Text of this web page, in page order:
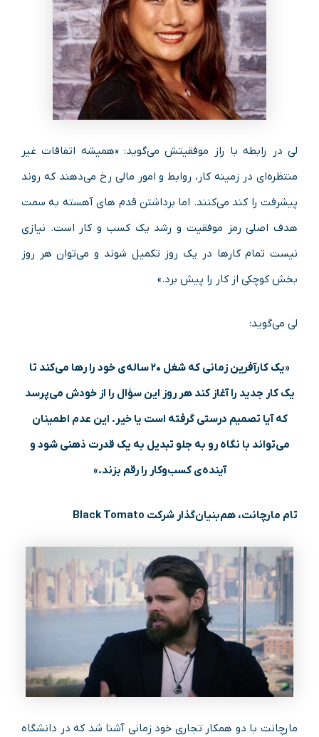
لی در رابطه با راز موفقیتش می‌گوید: «همیشه اتفاقات غیر
منتظره‌ای در زمینه‌ کار، روابط و امور مالی رخ می‌دهند که روند
پیشرفت را کند می‌کنند. اما برداشتن قدم‌ های آهسته به سمت
هدف اصلی رمز موفقیت و رشد یک کسب‌ و کار است. نیازی
نیست تمام کارها در یک روز تکمیل شوند و می‌توان هر روز
بخش کوچکی از کار را پیش برد.»
لی می‌گوید:
«یک کارآفرین زمانی که شغل ۲۰ ساله‌ی خود را رها می‌کند تا
یک کار جدید را آغاز کند هر روز این سؤال را از خودش می‌پرسد
که آیا تصمیم درستی گرفته است یا خیر. این عدم اطمینان
می‌تواند با نگاه رو به جلو تبدیل به یک قدرت ذهنی شود و
آینده‌ی کسب‌وکار را رقم بزند.»
تام مارچانت، هم‌بنیان‌گذار شرکت Black Tomato
مارچانت با دو همکار تجاری خود زمانی آشنا شد که در دانشگاه